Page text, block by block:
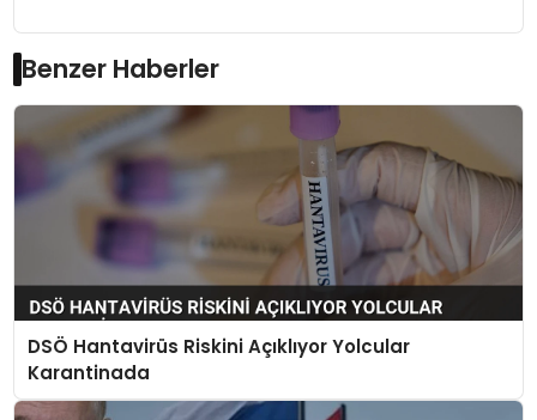
Benzer Haberler
DSÖ Hantavirüs Riskini Açıklıyor Yolcular
Karantinada